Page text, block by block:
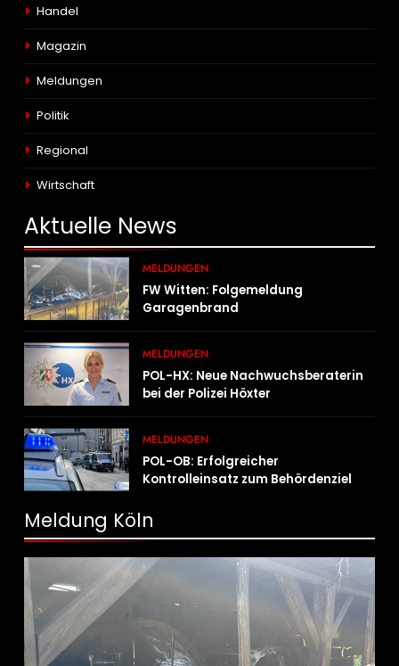
Handel
Magazin
Meldungen
Politik
Regional
Wirtschaft
Aktuelle News
MELDUNGEN
FW Witten: Folgemeldung
Garagenbrand
MELDUNGEN
POL-HX: Neue Nachwuchsberaterin
bei der Polizei Höxter
MELDUNGEN
POL-OB: Erfolgreicher
Kontrolleinsatz zum Behördenziel
Meldung Köln